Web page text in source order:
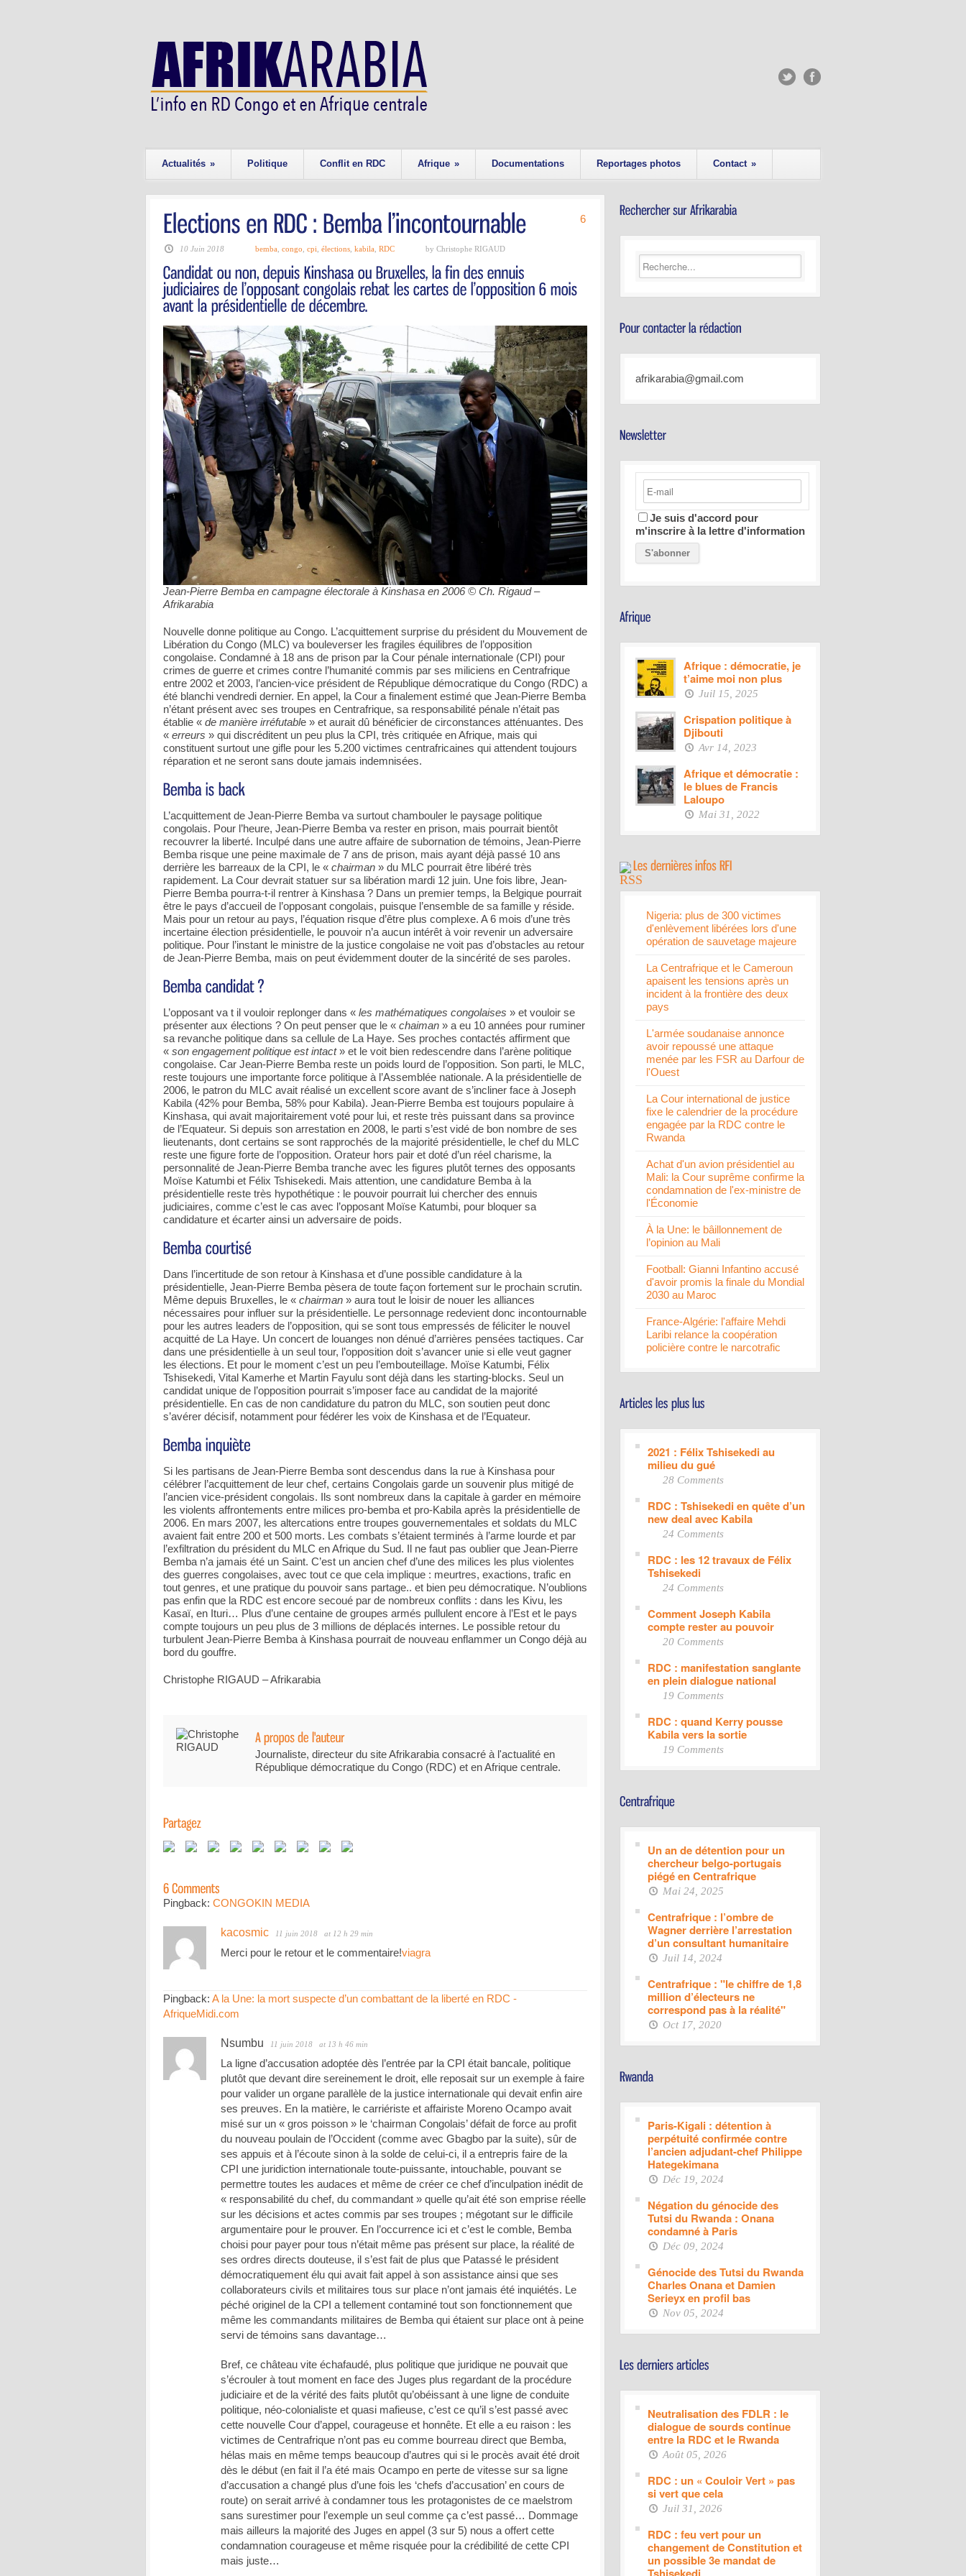
Actualités » Politique Conflit en RDC Afrique » Documentations Reportages photos Contact »
6
10 Juin 2018 bemba congo cpi élections kabila RDC by Christophe RIGAUD
Jean-Pierre Bemba en campagne électorale à Kinshasa en 2006 © Ch. Rigaud –
Afrikarabia
Nouvelle donne politique au Congo. L’acquittement surprise du président du Mouvement de
Libération du Congo (MLC) va bouleverser les fragiles équilibres de l’opposition
congolaise. Condamné à 18 ans de prison par la Cour pénale internationale (CPI) pour
crimes de guerre et crimes contre l’humanité commis par ses miliciens en Centrafrique
entre 2002 et 2003, l’ancien-vice président de République démocratique du Congo (RDC) a
été blanchi vendredi dernier. En appel, la Cour a finalement estimé que Jean-Pierre Bemba
n’étant présent avec ses troupes en Centrafrique, sa responsabilité pénale n’était pas
établie « de manière irréfutable » et aurait dû bénéficier de circonstances atténuantes. Des
« erreurs » qui discréditent un peu plus la CPI, très critiquée en Afrique, mais qui
constituent surtout une gifle pour les 5.200 victimes centrafricaines qui attendent toujours
réparation et ne seront sans doute jamais indemnisées.
L’acquittement de Jean-Pierre Bemba va surtout chambouler le paysage politique
congolais. Pour l’heure, Jean-Pierre Bemba va rester en prison, mais pourrait bientôt
recouvrer la liberté. Inculpé dans une autre affaire de subornation de témoins, Jean-Pierre
Bemba risque une peine maximale de 7 ans de prison, mais ayant déjà passé 10 ans
derrière les barreaux de la CPI, le « chairman » du MLC pourrait être libéré très
rapidement. La Cour devrait statuer sur sa libération mardi 12 juin. Une fois libre, Jean-
Pierre Bemba pourra-t-il rentrer à Kinshasa ? Dans un premier temps, la Belgique pourrait
être le pays d’accueil de l’opposant congolais, puisque l’ensemble de sa famille y réside.
Mais pour un retour au pays, l’équation risque d’être plus complexe. A 6 mois d’une très
incertaine élection présidentielle, le pouvoir n’a aucun intérêt à voir revenir un adversaire
politique. Pour l’instant le ministre de la justice congolaise ne voit pas d’obstacles au retour
de Jean-Pierre Bemba, mais on peut évidemment douter de la sincérité de ses paroles.
L’opposant va t il vouloir replonger dans « les mathématiques congolaises » et vouloir se
présenter aux élections ? On peut penser que le « chaiman » a eu 10 années pour ruminer
sa revanche politique dans sa cellule de La Haye. Ses proches contactés affirment que
« son engagement politique est intact» et le voit bien redescendre dans l’arène politique
congolaise. Car Jean-Pierre Bemba reste un poids lourd de l’opposition. Son parti, le MLC,
reste toujours une importante force politique à l’Assemblée nationale. A la présidentielle de
2006, le patron du MLC avait réalisé un excellent score avant de s’incliner face à Joseph
Kabila (42% pour Bemba, 58% pour Kabila). Jean-Pierre Bemba est toujours populaire à
Kinshasa, qui avait majoritairement voté pour lui, et reste très puissant dans sa province
de l’Equateur. Si depuis son arrestation en 2008, le parti s’est vidé de bon nombre de ses
lieutenants, dont certains se sont rapprochés de la majorité présidentielle, le chef du MLC
reste une figure forte de l’opposition. Orateur hors pair et doté d’un réel charisme, la
personnalité de Jean-Pierre Bemba tranche avec les figures plutôt ternes des opposants
Moïse Katumbi et Félix Tshisekedi. Mais attention, une candidature Bemba à la
présidentielle reste très hypothétique : le pouvoir pourrait lui chercher des ennuis
judiciaires, comme c’est le cas avec l’opposant Moïse Katumbi, pour bloquer sa
candidature et écarter ainsi un adversaire de poids.
Dans l’incertitude de son retour à Kinshasa et d’une possible candidature à la
présidentielle, Jean-Pierre Bemba pèsera de toute façon fortement sur le prochain scrutin.
Même depuis Bruxelles, le « chairman » aura tout le loisir de nouer les alliances
nécessaires pour influer sur la présidentielle. Le personnage redevient donc incontournable
pour les autres leaders de l’opposition, qui se sont tous empressés de féliciter le nouvel
acquitté de La Haye. Un concert de louanges non dénué d’arrières pensées tactiques. Car
dans une présidentielle à un seul tour, l’opposition doit s’avancer unie si elle veut gagner
les élections. Et pour le moment c’est un peu l’embouteillage. Moïse Katumbi, Félix
Tshisekedi, Vital Kamerhe et Martin Fayulu sont déjà dans les starting-blocks. Seul un
candidat unique de l’opposition pourrait s’imposer face au candidat de la majorité
présidentielle. En cas de non candidature du patron du MLC, son soutien peut donc
s’avérer décisif, notamment pour fédérer les voix de Kinshasa et de l’Equateur.
Si les partisans de Jean-Pierre Bemba sont descendus dans la rue à Kinshasa pour
célébrer l’acquittement de leur chef, certains Congolais garde un souvenir plus mitigé de
l’ancien vice-président congolais. Ils sont nombreux dans la capitale à garder en mémoire
les violents affrontements entre milices pro-bemba et pro-Kabila après la présidentielle de
2006. En mars 2007, les altercations entre troupes gouvernementales et soldats du MLC
avaient fait entre 200 et 500 morts. Les combats s’étaient terminés à l’arme lourde et par
l’exfiltration du président du MLC en Afrique du Sud. Il ne faut pas oublier que Jean-Pierre
Bemba n’a jamais été un Saint. C’est un ancien chef d’une des milices les plus violentes
des guerres congolaises, avec tout ce que cela implique : meurtres, exactions, trafic en
tout genres, et une pratique du pouvoir sans partage.. et bien peu démocratique. N’oublions
pas enfin que la RDC est encore secoué par de nombreux conflits : dans les Kivu, les
Kasaï, en Ituri… Plus d’une centaine de groupes armés pullulent encore à l’Est et le pays
compte toujours un peu plus de 3 millions de déplacés internes. Le possible retour du
turbulent Jean-Pierre Bemba à Kinshasa pourrait de nouveau enflammer un Congo déjà au
bord du gouffre.
Christophe RIGAUD – Afrikarabia
Journaliste, directeur du site Afrikarabia consacré à l'actualité en
République démocratique du Congo (RDC) et en Afrique centrale.
Pingback: CONGOKIN MEDIA
kacosmic 11 juin 2018 at 12 h 29 min
Merci pour le retour et le commentaire!viagra
Pingback: A la Une: la mort suspecte d’un combattant de la liberté en RDC -
AfriqueMidi.com
Nsumbu 11 juin 2018 at 13 h 46 min
La ligne d’accusation adoptée dès l’entrée par la CPI était bancale, politique
plutôt que devant dire sereinement le droit, elle reposait sur un exemple à faire
pour valider un organe parallèle de la justice internationale qui devait enfin aire
ses preuves. En la matière, le carriériste et affairiste Moreno Ocampo avait
misé sur un « gros poisson » le ‘chairman Congolais’ défait de force au profit
du nouveau poulain de l’Occident (comme avec Gbagbo par la suite), sûr de
ses appuis et à l’écoute sinon à la solde de celui-ci, il a entrepris faire de la
CPI une juridiction internationale toute-puissante, intouchable, pouvant se
permettre toutes les audaces et même de créer ce chef d’inculpation inédit de
« responsabilité du chef, du commandant » quelle qu’ait été son emprise réelle
sur les décisions et actes commis par ses troupes ; mégotant sur le difficile
argumentaire pour le prouver. En l’occurrence ici et c’est le comble, Bemba
choisi pour payer pour tous n’était même pas présent sur place, la réalité de
ses ordres directs douteuse, il s’est fait de plus que Patassé le président
démocratiquement élu qui avait fait appel à son assistance ainsi que ses
collaborateurs civils et militaires tous sur place n’ont jamais été inquiétés. Le
péché originel de la CPI a tellement contaminé tout son fonctionnement que
même les commandants militaires de Bemba qui étaient sur place ont à peine
servi de témoins sans davantage…
Bref, ce château vite échafaudé, plus politique que juridique ne pouvait que
s’écrouler à tout moment en face des Juges plus regardant de la procédure
judiciaire et de la vérité des faits plutôt qu’obéissant à une ligne de conduite
politique, néo-colonialiste et quasi mafieuse, c’est ce qu’il s’est passé avec
cette nouvelle Cour d’appel, courageuse et honnête. Et elle a eu raison : les
victimes de Centrafrique n’ont pas eu comme bourreau direct que Bemba,
hélas mais en même temps beaucoup d’autres qui si le procès avait été droit
dès le début (en fait il l’a été mais Ocampo en perte de vitesse sur sa ligne
d’accusation a changé plus d’une fois les ‘chefs d’accusation’ en cours de
route) on serait arrivé à condamner tous les protagonistes de ce maelstrom
sans surestimer pour l’exemple un seul comme ça c’est passé… Dommage
mais ailleurs la majorité des Juges en appel (3 sur 5) nous a offert cette
condamnation courageuse et même risquée pour la crédibilité de cette CPI
mais juste…
afrikarabia@gmail.com
Je suis d'accord pour
m'inscrire à la lettre d'information
Afrique : démocratie, je
t’aime moi non plus
Juil 15, 2025
Crispation politique à
Djibouti
Avr 14, 2023
Afrique et démocratie :
le blues de Francis
Laloupo
Mai 31, 2022
Nigeria: plus de 300 victimes
d'enlèvement libérées lors d'une
opération de sauvetage majeure
La Centrafrique et le Cameroun
apaisent les tensions après un
incident à la frontière des deux
pays
L'armée soudanaise annonce
avoir repoussé une attaque
menée par les FSR au Darfour de
l'Ouest
La Cour international de justice
fixe le calendrier de la procédure
engagée par la RDC contre le
Rwanda
Achat d'un avion présidentiel au
Mali: la Cour suprême confirme la
condamnation de l'ex-ministre de
l'Économie
À la Une: le bâillonnement de
l’opinion au Mali
Football: Gianni Infantino accusé
d'avoir promis la finale du Mondial
2030 au Maroc
France-Algérie: l'affaire Mehdi
Laribi relance la coopération
policière contre le narcotrafic
2021 : Félix Tshisekedi au
milieu du gué
28 Comments
RDC : Tshisekedi en quête d’un
new deal avec Kabila
24 Comments
RDC : les 12 travaux de Félix
Tshisekedi
24 Comments
Comment Joseph Kabila
compte rester au pouvoir
20 Comments
RDC : manifestation sanglante
en plein dialogue national
19 Comments
RDC : quand Kerry pousse
Kabila vers la sortie
19 Comments
Un an de détention pour un
chercheur belgo-portugais
piégé en Centrafrique
Mai 24, 2025
Centrafrique : l’ombre de
Wagner derrière l’arrestation
d’un consultant humanitaire
Juil 14, 2024
Centrafrique : "le chiffre de 1,8
million d’électeurs ne
correspond pas à la réalité"
Oct 17, 2020
Paris-Kigali : détention à
perpétuité confirmée contre
l’ancien adjudant-chef Philippe
Hategekimana
Déc 19, 2024
Négation du génocide des
Tutsi du Rwanda : Onana
condamné à Paris
Déc 09, 2024
Génocide des Tutsi du Rwanda
Charles Onana et Damien
Serieyx en profil bas
Nov 05, 2024
Neutralisation des FDLR : le
dialogue de sourds continue
entre la RDC et le Rwanda
Août 05, 2026
RDC : un « Couloir Vert » pas
si vert que cela
Juil 31, 2026
RDC : feu vert pour un
changement de Constitution et
un possible 3e mandat de